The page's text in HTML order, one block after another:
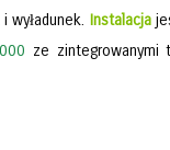
wyładunek. Instalacja
ze zintegrowanymi